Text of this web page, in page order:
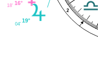
2
16°
18'
19°
04'